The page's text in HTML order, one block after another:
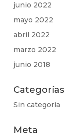
junio 2022
mayo 2022
abril 2022
marzo 2022
junio 2018
Categorías
Sin categoría
Meta